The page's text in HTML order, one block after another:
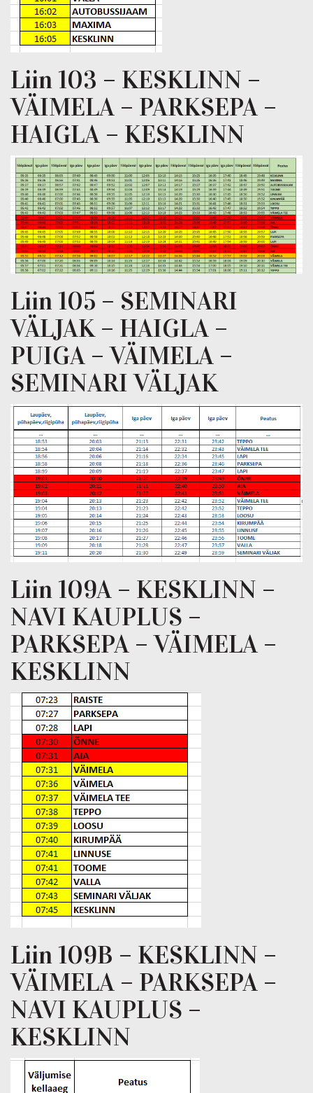
Liin 103 – KESKLINN –
VÄIMELA – PARKSEPA –
HAIGLA – KESKLINN
Liin 105 – SEMINARI
VÄLJAK – HAIGLA –
PUIGA – VÄIMELA –
SEMINARI VÄLJAK
Liin 109A – KESKLINN –
NAVI KAUPLUS –
PARKSEPA – VÄIMELA –
KESKLINN
Liin 109B – KESKLINN –
VÄIMELA – PARKSEPA –
NAVI KAUPLUS –
KESKLINN